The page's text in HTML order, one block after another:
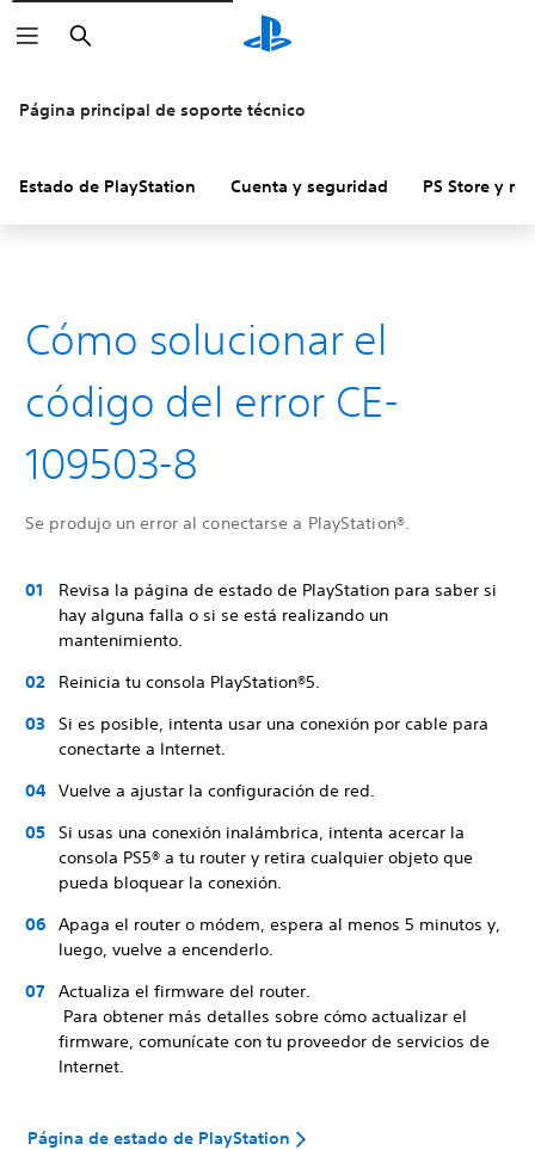
Buscar
Página principal de soporte técnico
Estado de PlayStation Cuenta y seguridad PS Store y
Cómo solucionar el
código del error CE-
109503-8
Se produjo un error al conectarse a PlayStation®.
Revisa la página de estado de PlayStation para saber si
hay alguna falla o si se está realizando un
mantenimiento.
Reinicia tu consola PlayStation®5.
Si es posible, intenta usar una conexión por cable para
conectarte a Internet.
Vuelve a ajustar la configuración de red.
Si usas una conexión inalámbrica, intenta acercar la
consola PS5® a tu router y retira cualquier objeto que
pueda bloquear la conexión.
Apaga el router o módem, espera al menos 5 minutos y,
luego, vuelve a encenderlo.
Actualiza el firmware del router.
Para obtener más detalles sobre cómo actualizar el
firmware, comunícate con tu proveedor de servicios de
Internet.
Página de estado de PlayStation